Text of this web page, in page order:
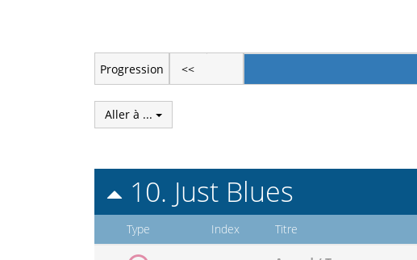
Progression <<
Aller à ...
10. Just Blues
Type Index Titre